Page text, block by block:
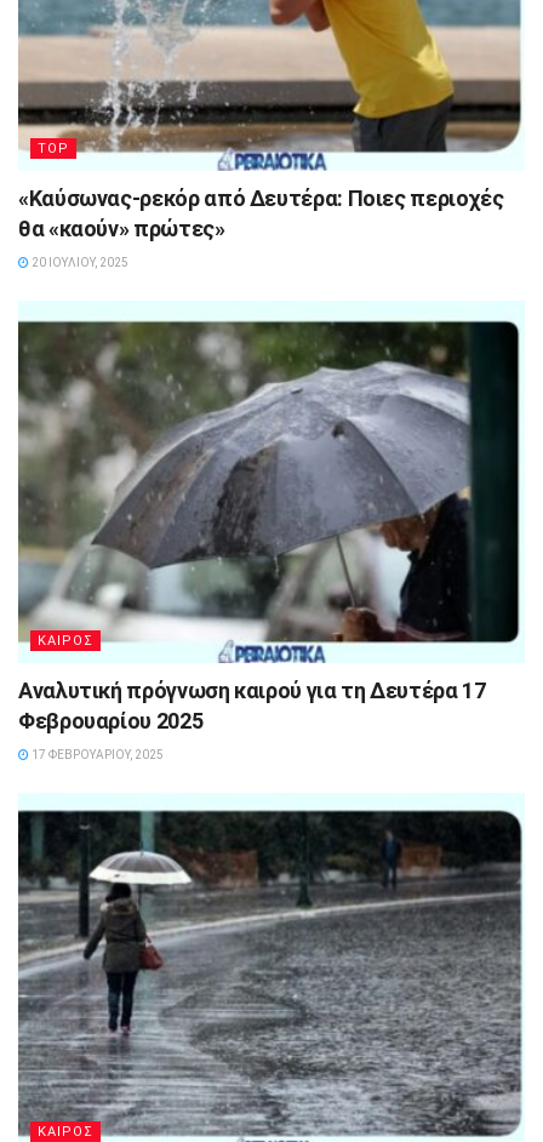
TOP
«Καύσωνας-ρεκόρ από Δευτέρα: Ποιες περιοχές
θα «καούν» πρώτες»
20 ΙΟΥΛΊΟΥ, 2025
ΚΑΙΡΟΣ
Αναλυτική πρόγνωση καιρού για τη Δευτέρα 17
Φεβρουαρίου 2025
17 ΦΕΒΡΟΥΑΡΊΟΥ, 2025
ΚΑΙΡΟΣ